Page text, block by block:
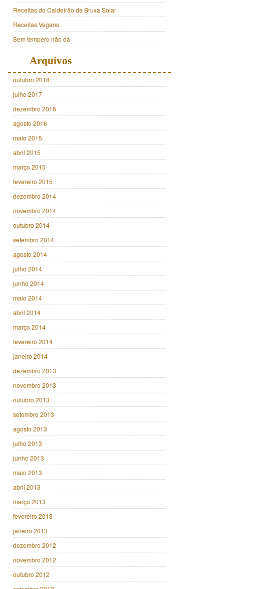
Receitas do Caldeirão da Bruxa Solar
Receitas Vegans
Sem tempero não dá
Arquivos
outubro 2018
julho 2017
dezembro 2016
agosto 2016
maio 2015
abril 2015
março 2015
fevereiro 2015
dezembro 2014
novembro 2014
outubro 2014
setembro 2014
agosto 2014
julho 2014
junho 2014
maio 2014
abril 2014
março 2014
fevereiro 2014
janeiro 2014
dezembro 2013
novembro 2013
outubro 2013
setembro 2013
agosto 2013
julho 2013
junho 2013
maio 2013
abril 2013
março 2013
fevereiro 2013
janeiro 2013
dezembro 2012
novembro 2012
outubro 2012